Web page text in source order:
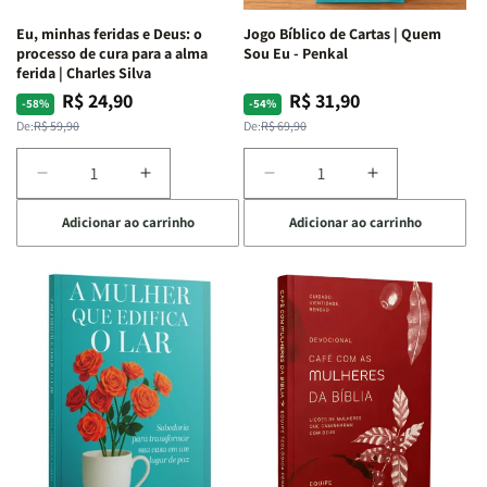
Espirituais
|
Estela
Espirituais
|
Eu, minhas feridas e Deus: o
processo de cura para a alma
ferida | Charles Silva
-58%
Preço
normal
De:R$ 59,90
Preço
promocional
R$ 24,90
Diminuir
a
quantidade
de
Eu,
minhas
feridas
e
Deus:
o
processo
de
cura
para
Aumentar
a
quantidade
de
Eu,
minhas
feridas
e
Deus:
o
processo
de
cura
para
Adicionar ao carrinho
Jogo Bíblico de Cartas | Quem
Sou Eu - Penkal
-54%
Preço
normal
De:R$ 69,90
Preço
promocional
R$ 31,90
Diminuir
a
quantidade
de
Jogo
Bíblico
de
Cartas
Quem
Sou
Eu
Penkal
Aumentar
a
quantidade
de
Jogo
Bíblico
Cartas
|
Quem
Sou
Eu
-
Penkal
Adicionar ao carrinho